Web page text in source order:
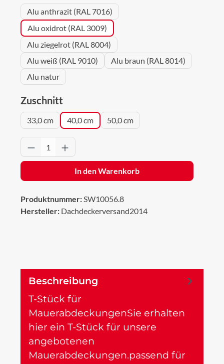
Alu anthrazit (RAL 7016)
Alu oxidrot (RAL 3009)
Alu ziegelrot (RAL 8004)
Alu weiß (RAL 9010)
Alu braun (RAL 8014)
Alu natur
Zuschnitt
33,0 cm 40,0 cm 50,0 cm
Produkt Anzahl: Gib den gewünschten
In den Warenkorb
Produktnummer:SW10056.8
Hersteller: Dachdeckerversand2014
Beschreibung
T-Stück für
MauerabdeckungenSie erhalten
hier ein T-Stück für unsere
angebotenen
Mauerabdeckungen.passend für